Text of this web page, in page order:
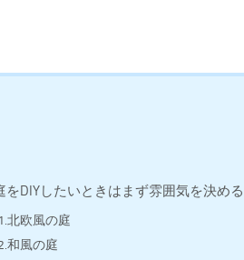
をDIYしたいときはまず雰囲気を決める
北欧風の庭
和風の庭